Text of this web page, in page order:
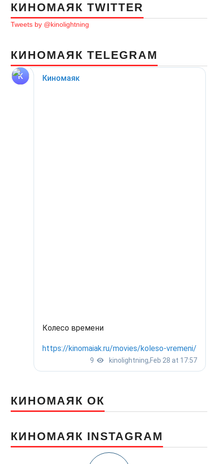
КИНОМАЯК TWITTER
Tweets by @kinolightning
КИНОМАЯК TELEGRAM
КИНОМАЯК ОК
КИНОМАЯК INSTAGRAM